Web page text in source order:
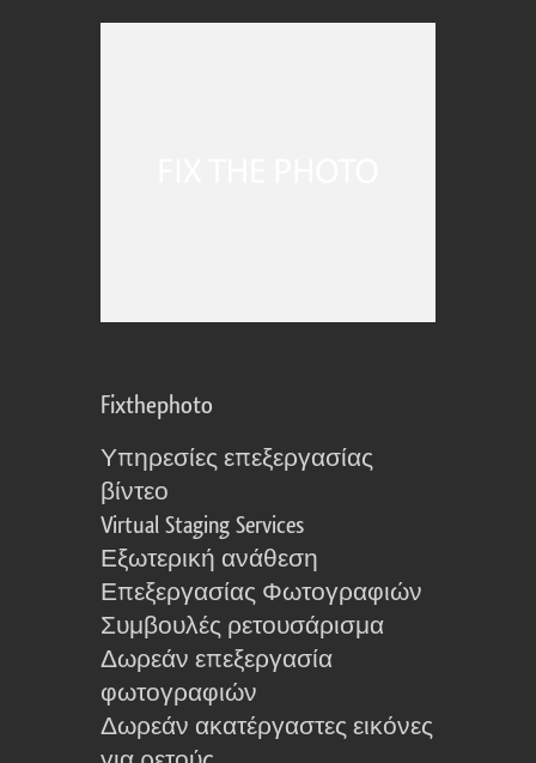
Fixthephoto
Υπηρεσίες επεξεργασίας
βίντεο
Virtual Staging Services
Εξωτερική ανάθεση
Επεξεργασίας Φωτογραφιών
Συμβουλές ρετουσάρισμα
Δωρεάν επεξεργασία
φωτογραφιών
Δωρεάν ακατέργαστες εικόνες